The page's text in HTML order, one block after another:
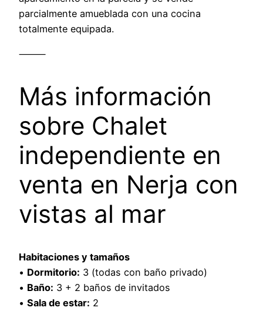
parcialmente amueblada con una cocina
totalmente equipada.
⸻
Más información
sobre Chalet
independiente en
venta en Nerja con
vistas al mar
Habitaciones y tamaños
• Dormitorio: 3 (todas con baño privado)
• Baño: 3 + 2 baños de invitados
• Sala de estar: 2